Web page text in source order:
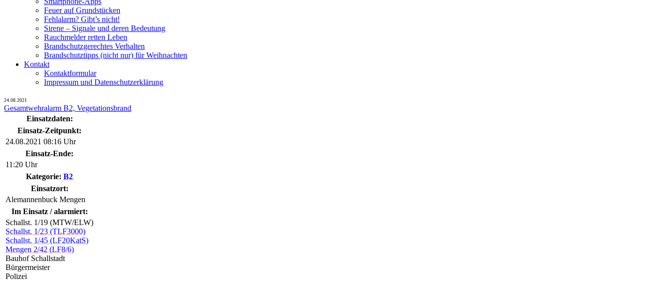
Feuer auf Grundstücken
Fehlalarm? Gibt’s nicht!
Sirene – Signale und deren Bedeutung
Rauchmelder retten Leben
Brandschutzgerechtes Verhalten
Brandschutztipps (nicht nur) für Weihnachten
Kontakt
Kontaktformular
Impressum und Datenschutzerklärung
24.08.2021
Gesamtwehralarm B2, Vegetationsbrand
Einsatzdaten:
Einsatz-Zeitpunkt:
24.08.2021 08:16 Uhr
Einsatz-Ende:
11:20 Uhr
Kategorie: B2
Einsatzort:
Alemannenbuck Mengen
Im Einsatz / alarmiert:
Schallst. 1/19 (MTW/ELW)
Schallst. 1/23 (TLF3000)
Schallst. 1/45 (LF20KatS)
Mengen 2/42 (LF8/6)
Bauhof Schallstadt
Bürgermeister
Polizei